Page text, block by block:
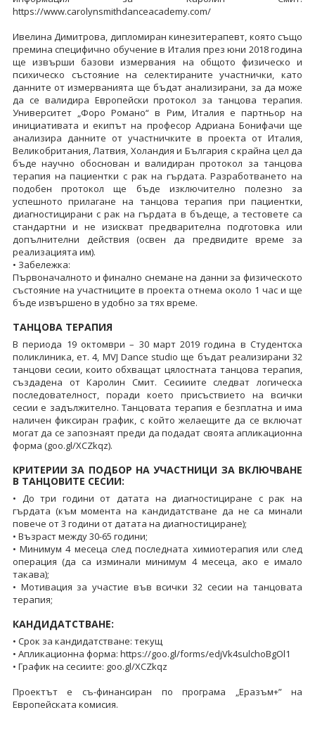
https://www.carolynsmithdanceacademy.com/
Ивелина Димитрова, дипломиран кинезитерапевт, която също
премина специфично обучение в Италия през юни 2018 година
ще извърши базови измервания на общото физическо и
психическо състояние на селектираните участнички, като
данните от измерванията ще бъдат анализирани, за да може
да се валидира Европейски протокол за танцова терапия.
Университет „Форо Романо“ в Рим, Италия е партньор на
инициативата и екипът на професор Адриана Бонифачи ще
анализира данните от участничките в проекта от Италия,
Великобритания, Латвия, Холандия и България с крайна цел да
бъде научно обоснован и валидиран протокол за танцова
терапия на пациентки с рак на гърдата. Разработването на
подобен протокол ще бъде изключително полезно за
успешното прилагане на танцова терапия при пациентки,
диагностицирани с рак на гърдата в бъдеще, а тестовете са
стандартни и не изискват предварителна подготовка или
допълнителни действия (освен да предвидите време за
реализацията им).
• Забележка:
Първоначалното и финално снемане на данни за физическото
състояние на участниците в проекта отнема около 1 час и ще
бъде извършено в удобно за тях време.
ТАНЦОВА ТЕРАПИЯ
В периода 19 октомври – 30 март 2019 година в Студентска
поликлиника, ет. 4, MVJ Dance studio ще бъдат реализирани 32
танцови сесии, които обхващат цялостната танцова терапия,
създадена от Каролин Смит. Сесииите следват логическа
последователност, поради което присъствието на всички
сесии е задължително. Танцовата терапия е безплатна и има
наличен фиксиран график, с който желаещите да се включат
могат да се запознаят преди да подадат своята апликационна
форма (goo.gl/XCZkqz).
КРИТЕРИИ ЗА ПОДБОР НА УЧАСТНИЦИ ЗА ВКЛЮЧВАНЕ
В ТАНЦОВИТЕ СЕСИИ:
• До три години от датата на диагностициране с рак на
гърдата (към момента на кандидатстване да не са минали
повече от 3 години от датата на диагностициране);
• Възраст между 30-65 години;
• Минимум 4 месеца след последната химиотерапия или след
операция (да са изминали минимум 4 месеца, ако е имало
такава);
• Мотивация за участие във всички 32 сесии на танцовата
терапия;
КАНДИДАТСТВАНЕ:
• Срок за кандидатстване: текущ
• Апликационна форма: https://goo.gl/forms/edjVk4sulchoBgOl1
• График на сесиите: goo.gl/XCZkqz
Проектът е съ-финансиран по програма „Еразъм+” на
Европейската комисия.